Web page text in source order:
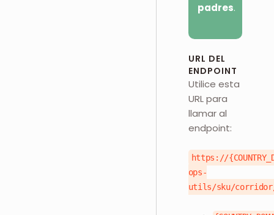
padres.
URL DEL
ENDPOINT
Utilice esta
URL para
llamar al
endpoint:
https://
ops-
utils/sku/